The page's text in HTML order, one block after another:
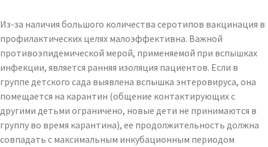
Из-за наличия большого количества серотипов вакцинация в
профилактических целях малоэффективна. Важной
противоэпидемической мерой, применяемой при вспышках
инфекции, является ранняя изоляция пациентов. Если в
группе детского сада выявлена ​​вспышка энтеровируса, она
помещается на карантин (общение контактирующих с
другими детьми ограничено, новые дети не принимаются в
группу во время карантина), ее продолжительность должна
совпадать с максимальным инкубационным периодом